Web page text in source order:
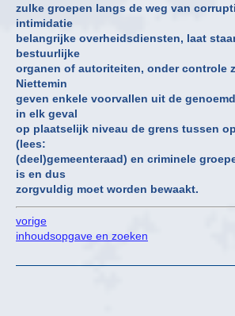
zulke groepen langs de weg van
intimidatie
belangrijke overheidsdiensten, laat
bestuurlijke
organen of autoriteiten, onder controle
Niettemin
geven enkele voorvallen uit de
in elk geval
op plaatselijk niveau de grens tussen
(lees:
(deel)gemeenteraad) en criminele
is en dus
zorgvuldig moet worden bewaakt.
vorige
inhoudsopgave en zoeken